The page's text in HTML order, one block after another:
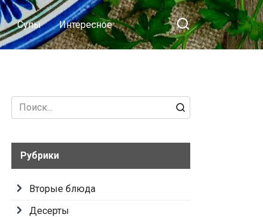
Супы Интересное
Search
for:
Рубрики
Вторые блюда
Десерты